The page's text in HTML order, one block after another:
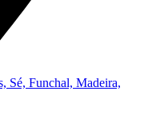
Sé, Funchal, Madeira,